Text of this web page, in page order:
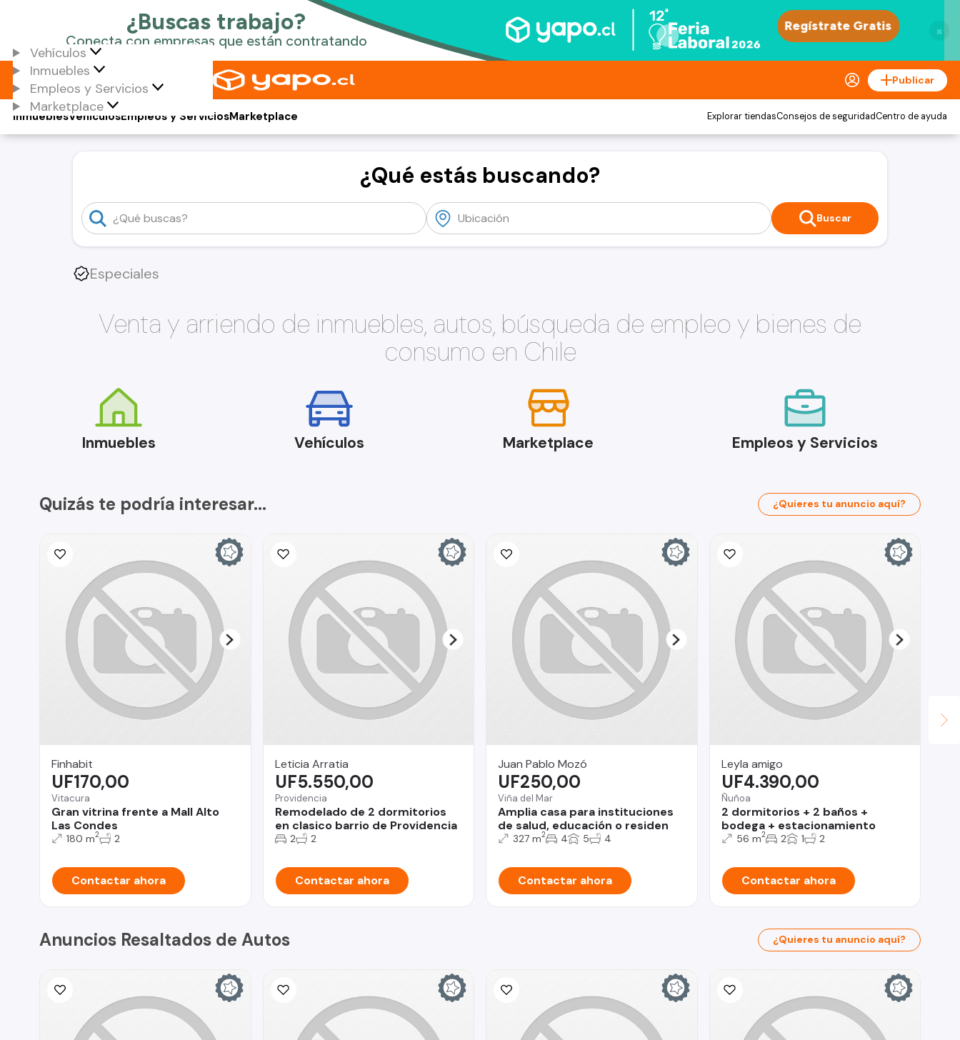
×
Vehículos
Inmuebles
Empleos y Servicios
Marketplace
Publicar
Vehículos
Inmuebles Empleos y ServiciosMarketplace Explorar tiendasConsejos de seguridadCentro de ayuda
¿Qué estás buscando?
Buscar
Especiales
Venta y arriendo de inmuebles, autos, búsqueda de empleo y bienes de
consumo en Chile
Inmuebles Vehículos Marketplace Empleos y Servicios
Quizás te podría interesar... ¿Quieres tu anuncio aquí?
Finhabit
Vitacura
Gran vitrina frente a Mall Alto
Las Condes
UF170,00
180 m2 2
Contactar ahora
Leticia Arratia
Providencia
Remodelado de 2 dormitorios
en clasico barrio de Providencia
UF5.550,00
2 2
Contactar ahora
Juan Pablo Mozó
Viña del Mar
Amplia casa para instituciones
de salud, educación o residen
UF250,00
327 m2 4 5 4
Contactar ahora
Leyla amigo
Ñuñoa
2 dormitorios + 2 baños +
bodega + estacionamiento
UF4.390,00
56 m2 2 1 2
Contactar ahora
Anuncios Resaltados de Autos ¿Quieres tu anuncio aquí?